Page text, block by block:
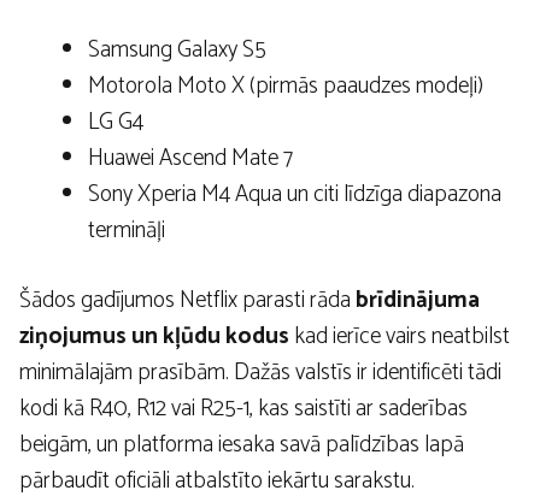
Samsung Galaxy S5
Motorola Moto X (pirmās paaudzes modeļi)
LG G4
Huawei Ascend Mate 7
Sony Xperia M4 Aqua un citi līdzīga diapazona
termināļi
Šādos gadījumos Netflix parasti rādabrīdinājuma
ziņojumus un kļūdu koduskad ierīce vairs neatbilst
minimālajām prasībām. Dažās valstīs ir identificēti tādi
kodi kā R40, R12 vai R25-1, kas saistīti ar saderības
beigām, un platforma iesaka savā palīdzības lapā
pārbaudīt oficiāli atbalstīto iekārtu sarakstu.